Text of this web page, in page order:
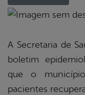
A Secretaria de
boletim
que o
pacientes